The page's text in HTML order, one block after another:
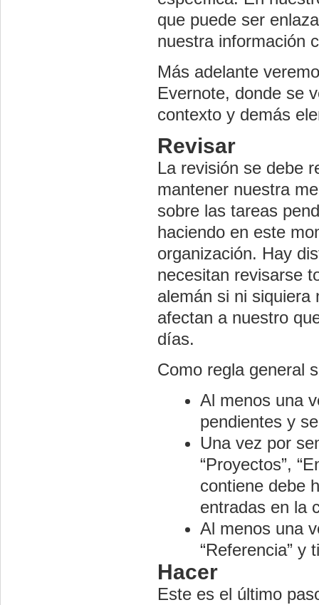
que puede ser
nuestra información
Más adelante
Evernote, donde se
contexto y demás
Revisar
La revisión se debe
mantener nuestra
sobre las tareas
haciendo en este
organización. Hay
necesitan revisarse
alemán si ni siquiera
afectan a nuestro
días.
Como regla general
Al menos una
pendientes y
Una vez por
“Proyectos”,
contiene debe
entradas en la
Al menos una
“Referencia” y
Hacer
Este es el último